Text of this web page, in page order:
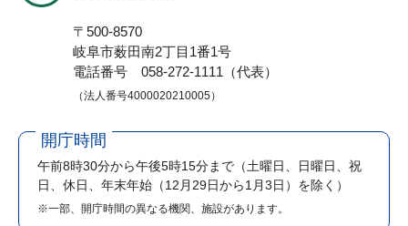
〒500-8570
岐阜市薮田南2丁目1番1号
電話番号 058-272-1111（代表）
（法人番号4000020210005）
開庁時間
午前8時30分から午後5時15分まで （土曜日、日曜日、祝
日、休日、年末年始（12月29日から1月3日）を除く）
※一部、開庁時間の異なる機関、施設があります。